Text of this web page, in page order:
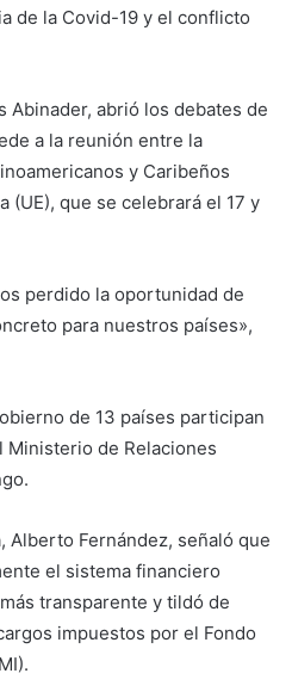
de la Covid-19 y el conflicto
Abinader, abrió los debates de
a la reunión entre la
y Caribeños
(UE), que se celebrará el 17 y
perdido la oportunidad de
para nuestros países»,
de 13 países participan
Ministerio de Relaciones
Alberto Fernández, señaló que
el sistema financiero
transparente y tildó de
impuestos por el Fondo